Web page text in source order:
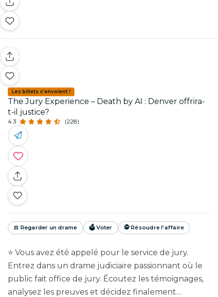
Les billets s'envolent !
The Jury Experience – Death by AI : Denver offrira-
t-il justice?
4.3 (228)
⚖️ Regarder un drame 🗳️ Voter 🕵️ Résoudre l'affaire
⭐ Vous avez été appelé pour le service de jury.
Entrez dans un drame judiciaire passionnant où le
public fait office de jury. Écoutez les témoignages,
analysez les preuves et décidez finalement…